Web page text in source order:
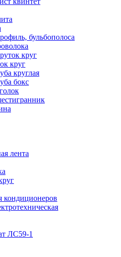
бульбополоса
круг
круг
круглая
бокс
лента
кондиционеров
ЛС59-1